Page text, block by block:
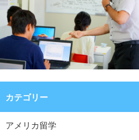
カテゴリー
アメリカ留学